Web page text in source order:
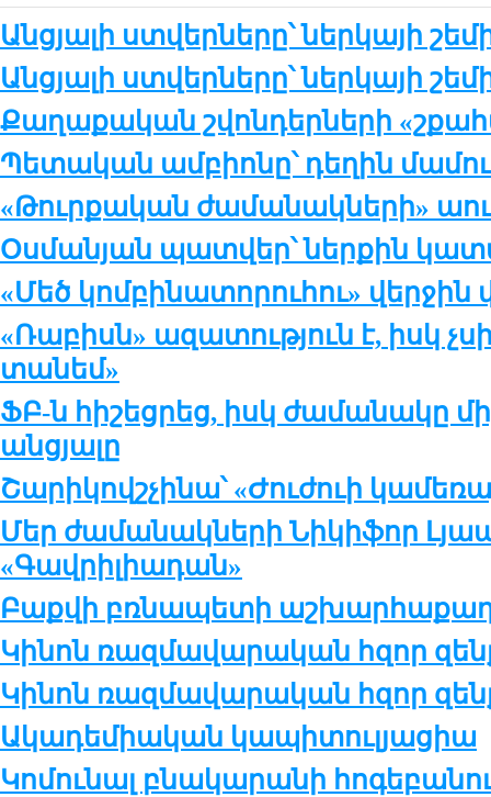
Անցյալի ստվերները՝ ներկայի
Անցյալի ստվերները՝ ներկայի
Քաղաքական շվոնդերների
Պետական ամբիոնը՝ դեղին
«Թուրքական ժամանակների»
Օսմանյան պատվեր՝ ներքին
«Մեծ կոմբինատորուհու» վերջին
«Ռաբիսն» ազատություն է, իսկ
տանեմ»
ՖԲ-ն հիշեցրեց, իսկ ժամանակը
անցյալը
Շարիկովշչինա՝ «Ժուժուի
Մեր ժամանակների Նիկիֆոր
«Գավրիլիադան»
Բաքվի բռնապետի
Կինոն ռազմավարական հզոր
Կինոն ռազմավարական հզոր
Ակադեմիական կապիտուլյացիա
Կոմունալ բնակարանի